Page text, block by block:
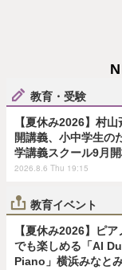
教育・受験
【夏休み2026】村
開講義、小中学生の
学講義スクール9月
2026.8.6 Thu 19:15
教育イベント
【夏休み2026】ピ
でも楽しめる「AI
Piano」横浜みなと